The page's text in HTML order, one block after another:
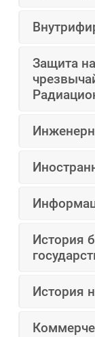
Защита
История
История